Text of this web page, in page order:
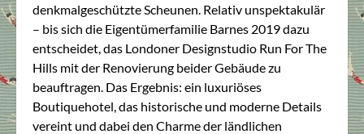
denkmalgeschützte Scheunen. Relativ unspektakulär
– bis sich die Eigentümerfamilie Barnes 2019 dazu
entscheidet, das Londoner Designstudio Run For The
Hills mit der Renovierung beider Gebäude zu
beauftragen. Das Ergebnis: ein luxuriöses
Boutiquehotel, das historische und moderne Details
vereint und dabei den Charme der ländlichen